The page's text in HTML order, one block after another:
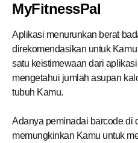
MyFitnessPal
Aplikasi menurunkan berat
direkomendasikan untuk
satu keistimewaan dari
mengetahui jumlah asupan
tubuh Kamu.
Adanya peminadai barcode di
memungkinkan Kamu untuk